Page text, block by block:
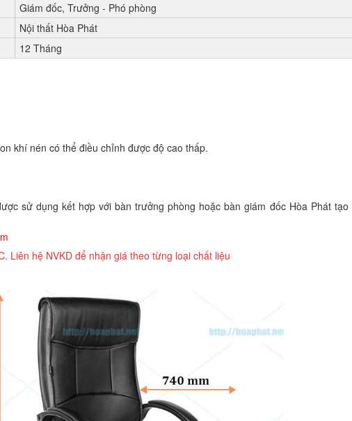
Giám đốc, Trưởng - Phó phòng
Nội thất Hòa Phát
12 Tháng
khí nén có thể điều chỉnh được độ cao thấp.
sử dụng kết hợp với bàn trưởng phòng hoặc bàn giám đốc Hòa Phát tạo
. Liên hệ NVKD để nhận giá theo từng loại chất liệu